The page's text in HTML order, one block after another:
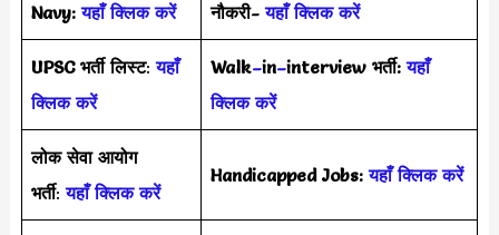
Navy:यहाँ क्लिक करें
नौकरी- यहाँ क्लिक करें
UPSC भर्ती लिस्ट:यहाँ
क्लिक करें
Walk–in–interview भर्ती:यहाँ
क्लिक करें
लोक सेवा आयोग
भर्ती:यहाँ क्लिक करें
Handicapped Jobs:यहाँ क्लिक करें